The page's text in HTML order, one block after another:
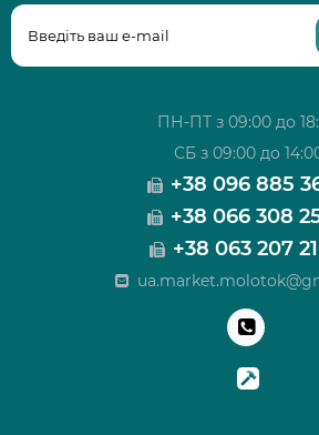
ПН-ПТ з 09:00 до
СБ з 09:00 до
+38 096 885
+38 066 308
+38 063 207